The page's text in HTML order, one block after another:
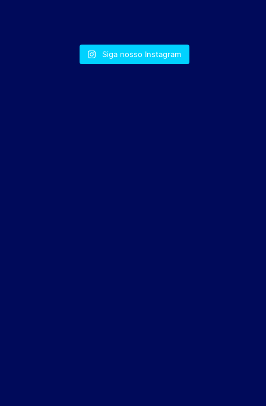
Siga nosso Instagram